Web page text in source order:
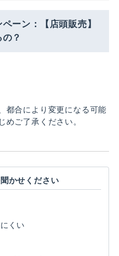
ーン：【店頭販売】
？
都合により変更になる可能
めご了承ください。
かせください
くい